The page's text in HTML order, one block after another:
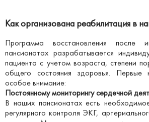
Как организована реабилитация в
Программа восстановления
пансионатах разрабатывается
пациента с учетом возраста, степени
общего состояния здоровья.
особое внимание:
Постоянному мониторингу сердечной
В наших пансионатах есть
регулярного контроля ЭКГ,